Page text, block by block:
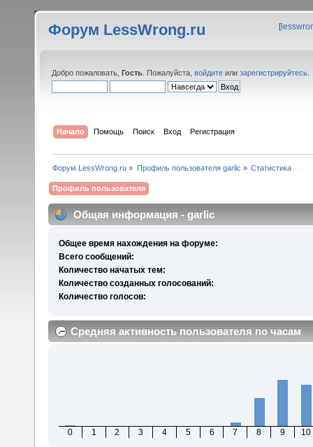
Форум LessWrong.ru [
Добро пожаловать, Гость . Пожалуйста, войдите или зарегистрируйтесь
Начало Помощь Поиск Вход Регистрация
Форум LessWrong.ru » Профиль пользователя garlic » Статистика
Профиль пользователя
Общая информация - garlic
Общее время нахождения на форуме:
Всего сообщений:
Количество начатых тем:
Количество созданных голосований:
Количество голосов:
Средняя активность пользователя по часам
0 1 2 3 4 5 6 7 8 9 10